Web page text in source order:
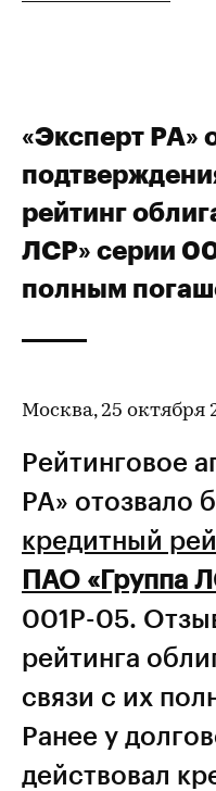
«Эксперт РА»
рейтинг
ЛСР» серии
полным
Москва, 25 октября
Рейтинговое
РА» отозвало
кредитный
ПАО «Группа
001Р-05.
рейтинга
связи с их
Ранее у
действовал